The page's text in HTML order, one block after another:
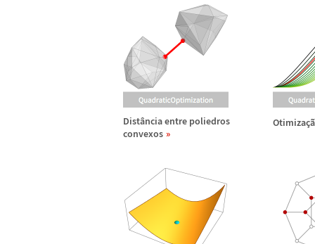
Distância entre poliedros
convexos
Otimizaçã